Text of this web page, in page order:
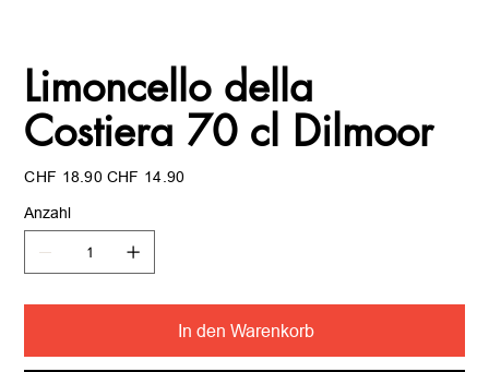
Limoncello della
Costiera 70 cl Dilmoor
Ursprünglicher
Preis
CHF 18.90 Angebotspreis
CHF 14.90
Anzahl
In den Warenkorb